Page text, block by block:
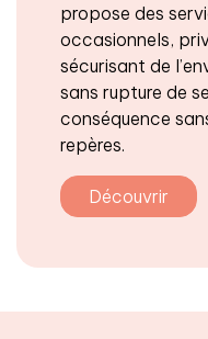
propose des
occasionnels,
sécurisant de
sans rupture de
conséquence
repères.
Découvrir